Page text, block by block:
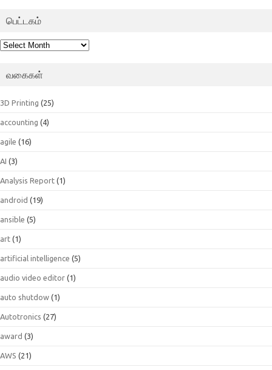
பெட்டகம்
பெட்டகம்
வகைகள்
3D Printing (25)
accounting (4)
agile (16)
AI (3)
Analysis Report (1)
android (19)
ansible (5)
art (1)
artificial intelligence (5)
audio video editor (1)
auto shutdow (1)
Autotronics (27)
award (3)
AWS (21)